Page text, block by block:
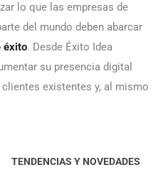
lo que las empresas de
del mundo deben abarcar
éxito. Desde Éxito Idea
su presencia digital
existentes y, al mismo
TENDENCIAS Y NOVEDADES